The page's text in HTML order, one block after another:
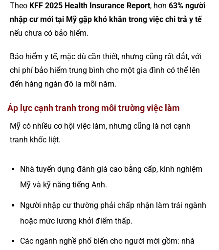
Theo KFF 2025 Health Insurance Report, hơn 63% người
nhập cư mới tại Mỹ gặp khó khăn trong việc chi trả y tế
nếu chưa có bảo hiểm.
Bảo hiểm y tế, mặc dù cần thiết, nhưng cũng rất đắt, với
chi phí bảo hiểm trung bình cho một gia đình có thể lên
đến hàng ngàn đô la mỗi năm.
Áp lực cạnh tranh trong môi trường việc làm
Mỹ có nhiều cơ hội việc làm, nhưng cũng là nơi cạnh
tranh khốc liệt.
Nhà tuyển dụng đánh giá cao bằng cấp, kinh nghiệm
Mỹ và kỹ năng tiếng Anh.
Người nhập cư thường phải chấp nhận làm trái ngành
hoặc mức lương khởi điểm thấp.
Các ngành nghề phổ biến cho người mới gồm: nhà